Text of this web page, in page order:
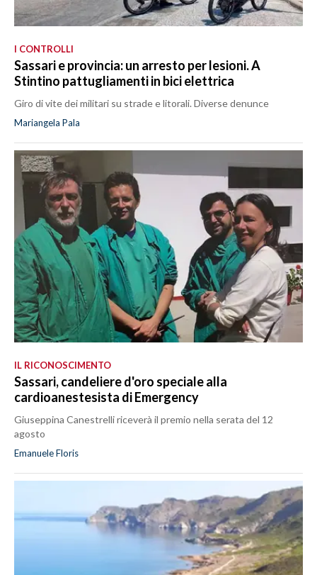
I CONTROLLI
Sassari e provincia: un arresto per lesioni. A
Stintino pattugliamenti in bici elettrica
Giro di vite dei militari su strade e litorali. Diverse denunce
Mariangela Pala
IL RICONOSCIMENTO
Sassari, candeliere d'oro speciale alla
cardioanestesista di Emergency
Giuseppina Canestrelli riceverà il premio nella serata del 12
agosto
Emanuele Floris